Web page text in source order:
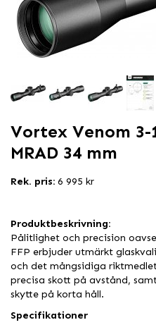
Vortex Venom 3-
MRAD 34 mm
Rek. pris: 6 995 kr
Produktbeskrivning:
Pålitlighet och precision
FFP erbjuder utmärkt
och det mångsidiga
precisa skott på avstånd,
skytte på korta håll.
Specifikationer